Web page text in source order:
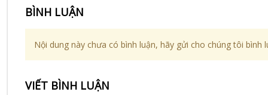
BÌNH LUẬN
Nội dung này chưa có bình luận, hãy gửi cho chúng tôi bình
VIẾT BÌNH LUẬN